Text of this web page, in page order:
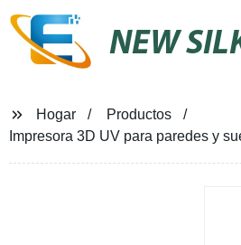
NEW
Hogar
Productos
Impresora 3D UV para paredes y